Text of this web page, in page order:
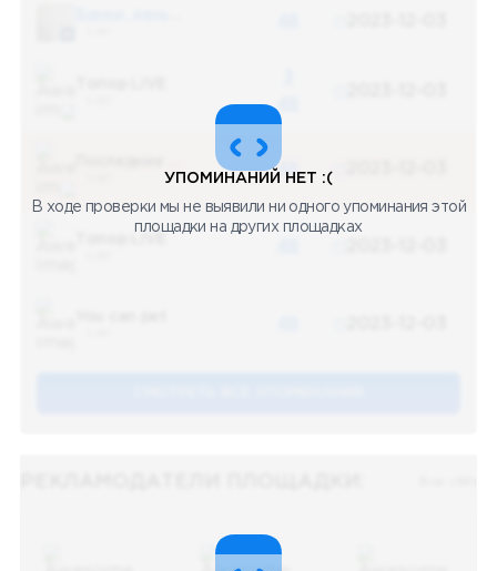
48
48
УПОМИНАНИЙ НЕТ :(
В ходе проверки мы не выявили ни одного упоминания этой
площадки на других площадках